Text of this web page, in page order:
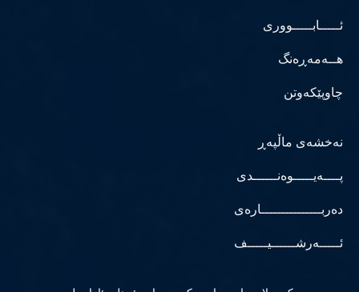
ئـــــابـــــووری
هــەمەڕەنگ
چاوپێکەوتن
نەخشەی ماڵپەڕ
پــــەیـــــوەنــــــدی
دەربـــــــــــــــارەی
ئـــــەرشــــــیـــــف